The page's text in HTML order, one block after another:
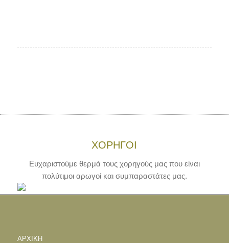
ΧΟΡΗΓΟΙ
Ευχαριστούμε θερμά τους χορηγούς μας που είναι
πολύτιμοι αρωγοί και συμπαραστάτες μας.
ΑΡΧΙΚΗ